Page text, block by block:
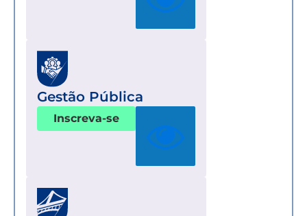
Gestão Pública
Inscreva-se